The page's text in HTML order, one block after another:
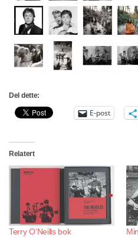
Del dette:
E-post
Relatert
Terry O’Neills bok